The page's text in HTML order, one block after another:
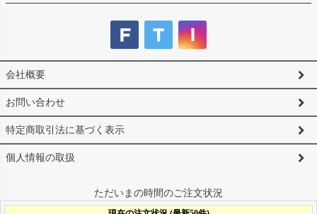
会社概要
お問い合わせ
特定商取引法に基づく表示
個人情報の取扱
ただいまの時間のご注文状況